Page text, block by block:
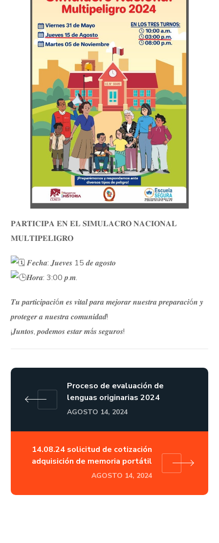
𝐏𝐀𝐑𝐓𝐈𝐂𝐈𝐏𝐀 𝐄𝐍 𝐄𝐋 𝐒𝐈𝐌𝐔𝐋𝐀𝐂𝐑𝐎 𝐍𝐀𝐂𝐈𝐎𝐍𝐀𝐋
𝐌𝐔𝐋𝐓𝐈𝐏𝐄𝐋𝐈𝐆𝐑𝐎
𝑭𝒆𝒄𝒉𝒂: 𝑱𝒖𝒆𝒗𝒆𝒔 15 𝒅𝒆 𝒂𝒈𝒐𝒔𝒕𝒐
𝑯𝒐𝒓𝒂: 3:00 𝒑.𝒎.
𝑻𝒖 𝒑𝒂𝒓𝒕𝒊𝒄𝒊𝒑𝒂𝒄𝒊ó𝒏 𝒆𝒔 𝒗𝒊𝒕𝒂𝒍 𝒑𝒂𝒓𝒂 𝒎𝒆𝒋𝒐𝒓𝒂𝒓 𝒏𝒖𝒆𝒔𝒕𝒓𝒂 𝒑𝒓𝒆𝒑𝒂𝒓𝒂𝒄𝒊ó𝒏 𝒚
𝒑𝒓𝒐𝒕𝒆𝒈𝒆𝒓 𝒂 𝒏𝒖𝒆𝒔𝒕𝒓𝒂 𝒄𝒐𝒎𝒖𝒏𝒊𝒅𝒂𝒅!
¡𝑱𝒖𝒏𝒕𝒐𝒔, 𝒑𝒐𝒅𝒆𝒎𝒐𝒔 𝒆𝒔𝒕𝒂𝒓 𝒎á𝒔 𝒔𝒆𝒈𝒖𝒓𝒐𝒔!
Proceso de evaluación de
lenguas originarias 2024
AGOSTO 14, 2024
14.08.24 solicitud de cotización
adquisición de memoria portátil
AGOSTO 14, 2024